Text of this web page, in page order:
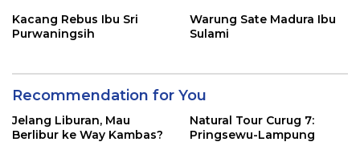
Kacang Rebus Ibu Sri
Purwaningsih
Warung Sate Madura Ibu
Sulami
Recommendation for You
Jelang Liburan, Mau
Berlibur ke Way Kambas?
Natural Tour Curug 7:
Pringsewu-Lampung